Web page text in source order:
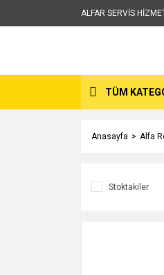
ALFAR SERVİS
TÜM
Anasayfa Alfa
Stoktakiler